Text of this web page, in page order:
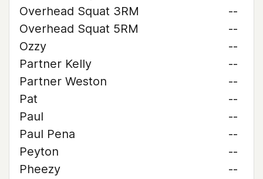
Overhead Squat 3RM
--
Overhead Squat 5RM
--
Ozzy
--
Partner Kelly
--
Partner Weston
--
Pat
--
Paul
--
Paul Pena
--
Peyton
--
Pheezy
--